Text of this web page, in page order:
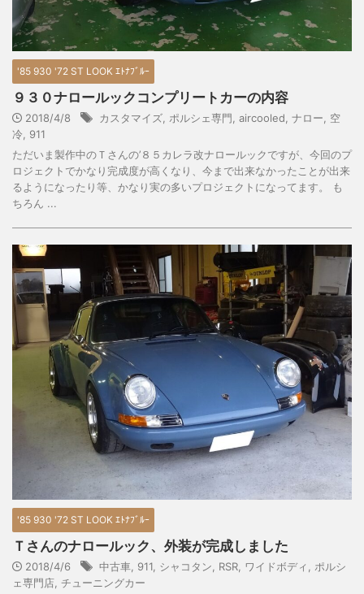
'85 930 '72 ST LOOK ｴﾄﾅﾌﾞﾙｰ
９３０ナロールックコンプリートカーの内容
2018/4/8 カスタマイズ ポルシェ専門 aircooled ナロー
空
冷
911
ただいま製作中のＴさんの’８５カレラ改ナロールックですが、今回のプ
ロジェクトでかなり完成度が高くなり、今まで出来なかったことが出来
るようになったり等、かなり実の多いプロジェクトになってます。 も
ちろん ...
'85 930 '72 ST LOOK ｴﾄﾅﾌﾞﾙｰ
Ｔさんのナロールック、外装が完成しました
2018/4/6 中古車 911 シャコタン RSR ワイドボディ
ポルシ
ェ専門店 チューニングカー